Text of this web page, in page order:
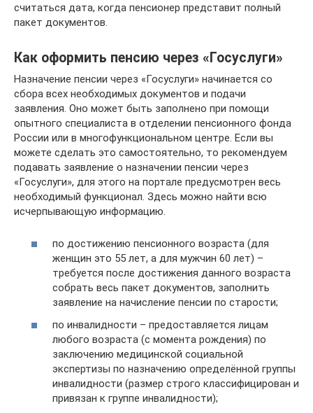
считаться дата, когда пенсионер представит полный
пакет документов.
Как оформить пенсию через «Госуслуги»
Назначение пенсии через «Госуслуги» начинается со
сбора всех необходимых документов и подачи
заявления. Оно может быть заполнено при помощи
опытного специалиста в отделении пенсионного фонда
России или в многофункциональном центре. Если вы
можете сделать это самостоятельно, то рекомендуем
подавать заявление о назначении пенсии через
«Госуслуги», для этого на портале предусмотрен весь
необходимый функционал. Здесь можно найти всю
исчерпывающую информацию.
по достижению пенсионного возраста (для
женщин это 55 лет, а для мужчин 60 лет) –
требуется после достижения данного возраста
собрать весь пакет документов, заполнить
заявление на начисление пенсии по старости;
по инвалидности – предоставляется лицам
любого возраста (с момента рождения) по
заключению медицинской социальной
экспертизы по назначению определённой группы
инвалидности (размер строго классифицирован и
привязан к группе инвалидности);